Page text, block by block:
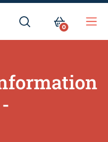
RECHERCHER
MON
0